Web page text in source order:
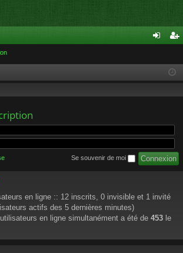
cri
Se souvenir de moi
en ligne :: 12 inscrits, 0 invisible et 1 invité
actifs des 5 dernières minutes)
en ligne simultanément a été de 453 le